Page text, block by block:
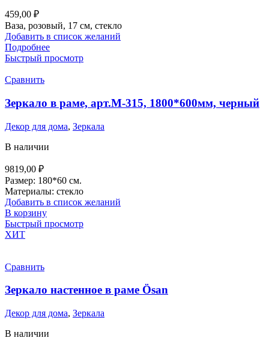
459,00 ₽
Ваза, розовый, 17 см, стекло
Добавить в список желаний
Подробнее
Быстрый просмотр
Сравнить
Зеркало в раме, арт.М-315, 1800*600мм, черный
Декор для дома, Зеркала
В наличии
9819,00 ₽
Размер: 180*60 см.
Материалы: стекло
Добавить в список желаний
В корзину
Быстрый просмотр
ХИТ
Сравнить
Зеркало настенное в раме Ösan
Декор для дома, Зеркала
В наличии